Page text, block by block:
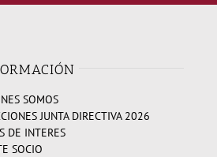
SOMOS
JUNTA DIRECTIVA 2026
DE INTERES
SOCIO